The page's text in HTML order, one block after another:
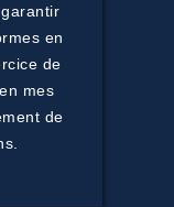
en
de
mes
de